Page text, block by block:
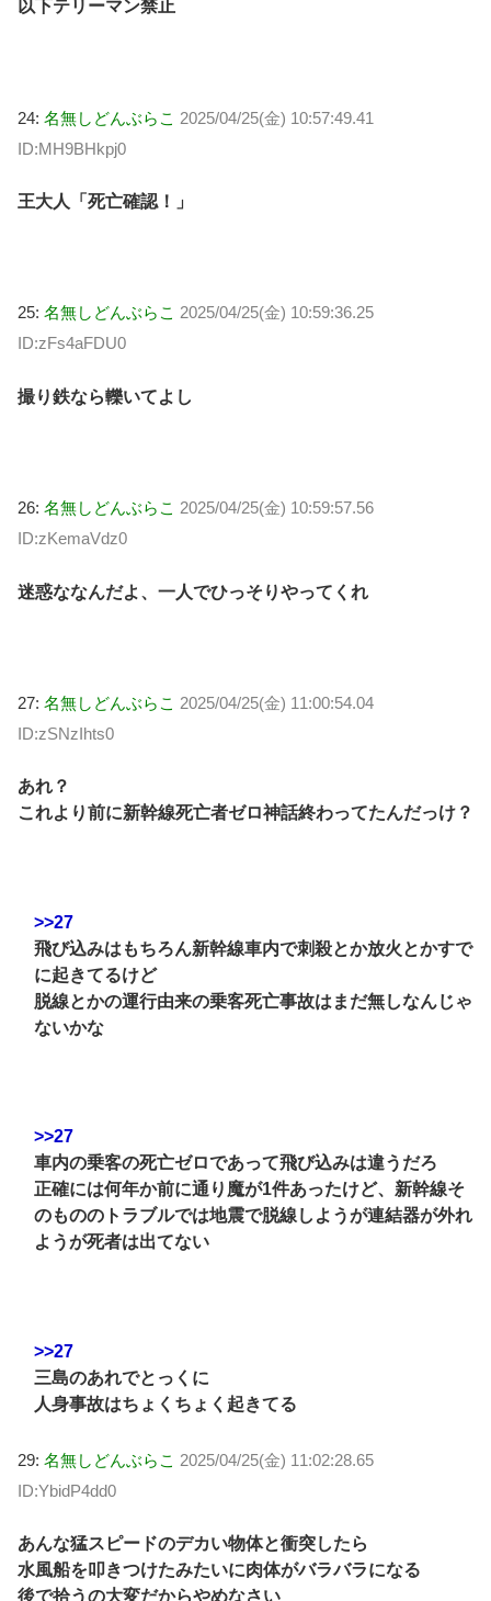
以下テリーマン禁止
24: 名無しどんぶらこ 2025/04/25(金) 10:57:49.41
ID:MH9BHkpj0
王大人「死亡確認！」
25: 名無しどんぶらこ 2025/04/25(金) 10:59:36.25
ID:zFs4aFDU0
撮り鉄なら轢いてよし
26: 名無しどんぶらこ 2025/04/25(金) 10:59:57.56
ID:zKemaVdz0
迷惑ななんだよ、一人でひっそりやってくれ
27: 名無しどんぶらこ 2025/04/25(金) 11:00:54.04
ID:zSNzIhts0
あれ？
これより前に新幹線死亡者ゼロ神話終わってたんだっけ？
>>27
飛び込みはもちろん新幹線車内で刺殺とか放火とかすで
に起きてるけど
脱線とかの運行由来の乗客死亡事故はまだ無しなんじゃ
ないかな
>>27
車内の乗客の死亡ゼロであって飛び込みは違うだろ
正確には何年か前に通り魔が1件あったけど、新幹線そ
のもののトラブルでは地震で脱線しようが連結器が外れ
ようが死者は出てない
>>27
三島のあれでとっくに
人身事故はちょくちょく起きてる
29: 名無しどんぶらこ 2025/04/25(金) 11:02:28.65
ID:YbidP4dd0
あんな猛スピードのデカい物体と衝突したら
水風船を叩きつけたみたいに肉体がバラバラになる
後で拾うの大変だからやめなさい